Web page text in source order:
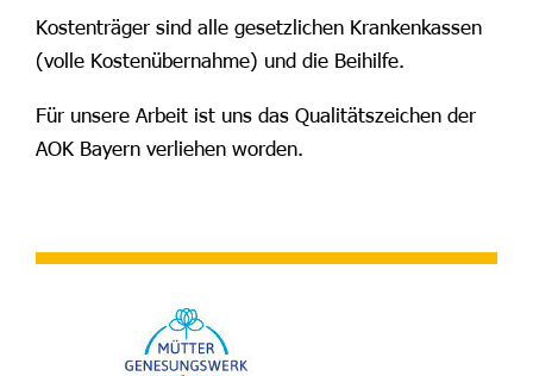
Kostenträger sind alle gesetzlichen Krankenkassen
(volle Kostenübernahme) und die Beihilfe.
Für unsere Arbeit ist uns das Qualitätszeichen der
AOK Bayern verliehen worden.